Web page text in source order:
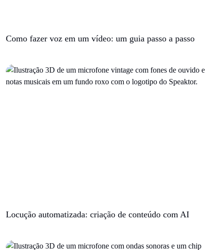
Como fazer voz em um vídeo: um guia passo a passo
Locução automatizada: criação de conteúdo com AI